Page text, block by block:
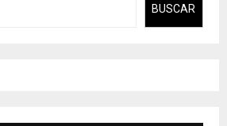
BUSCAR